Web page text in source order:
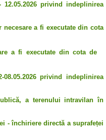
12.05.2026 privind indeplinirea
a fi executate din cota
a fi executate din cota de
privind indeplinirea
a terenului intravilan în
- închiriere directă a suprafeței